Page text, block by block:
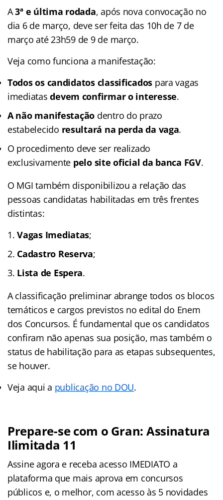
A3ª e última rodada, após nova convocação no
dia 6 de março, deve ser feita das 10h de 7 de
março até 23h59 de 9 de março.
Veja como funciona a manifestação:
Todos os candidatos classificados para vagas
imediatasdevem confirmar o interesse.
A não manifestação dentro do prazo
estabelecido resultará na perda da vaga.
O procedimento deve ser realizado
exclusivamente pelo site oficial da banca FGV.
O MGI também disponibilizou a relação das
pessoas candidatas habilitadas em três frentes
distintas:
Vagas Imediatas;
Cadastro Reserva;
Lista de Espera.
A classificação preliminar abrange todos os blocos
temáticos e cargos previstos no edital do Enem
dos Concursos. É fundamental que os candidatos
confiram não apenas sua posição, mas também o
status de habilitação para as etapas subsequentes,
se houver.
Veja aqui a publicação no DOU.
Prepare-se com o Gran: Assinatura
Ilimitada 11
Assine agora e receba acesso IMEDIATO a
plataforma que mais aprova em concursos
públicos e, o melhor, com acesso às 5 novidades